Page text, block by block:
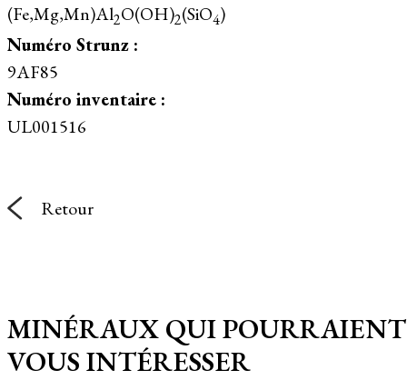
(Fe,Mg,Mn)Al2O(OH)2(SiO4)
Numéro Strunz :
9AF85
Numéro inventaire :
UL001516
Retour
MINÉRAUX QUI POURRAIENT
VOUS INTÉRESSER